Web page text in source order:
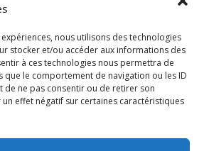
nous utilisons des technologies
stocker et/ou accéder aux informations des
à ces technologies nous permettra de
que le comportement de navigation ou les ID
de ne pas consentir ou de retirer son
effet négatif sur certaines caractéristiques
Partenaires Tarifs